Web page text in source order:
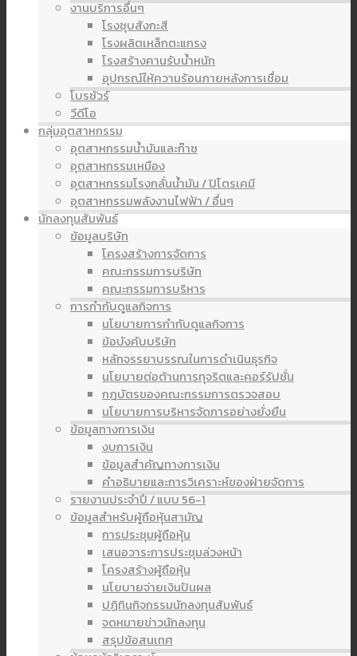
งานบริการอื่นๆ
โรงชุบสังกะสี
โรงผลิตเหล็กตะแกรง
โรงสร้างคานรับน้ำหนัก
อุปกรณ์ให้ความร้อนภายหลังการเชื่อม
โบรชัวร์
วีดีโอ
กลุ่มอุตสาหกรรม
อุตสาหกรรมน้ำมันและก๊าซ
อุตสาหกรรมเหมือง
อุตสาหกรรมโรงกลั่นน้ำมัน / ปิโตรเคมี
อุตสาหกรรมพลังงานไฟฟ้า / อื่นๆ
นักลงทุนสัมพันธ์
ข้อมูลบริษัท
โครงสร้างการจัดการ
คณะกรรมการบริษัท
คณะกรรมการบริหาร
การกำกับดูแลกิจการ
นโยบายการกำกับดูแลกิจการ
ข้อบังคับบริษัท
หลักจรรยาบรรณในการดำเนินธุรกิจ
นโยบายต่อต้านการทุจริตและคอร์รัปชั่น
กฎบัตรของคณะกรรมการตรวจสอบ
นโยบายการบริหารจัดการอย่างยั่งยืน
ข้อมูลทางการเงิน
งบการเงิน
ข้อมูลสำคัญทางการเงิน
คำอธิบายและการวิเคราะห์ของฝ่ายจัดการ
รายงานประจำปี / แบบ 56-1
ข้อมูลสำหรับผู้ถือหุ้นสามัญ
การประชุมผู้ถือหุ้น
เสนอวาระการประชุมล่วงหน้า
โครงสร้างผู้ถือหุ้น
นโยบายจ่ายเงินปันผล
ปฏิทินกิจกรรมนักลงทุนสัมพันธ์
จดหมายข่าวนักลงทุน
สรุปข้อสนเทศ